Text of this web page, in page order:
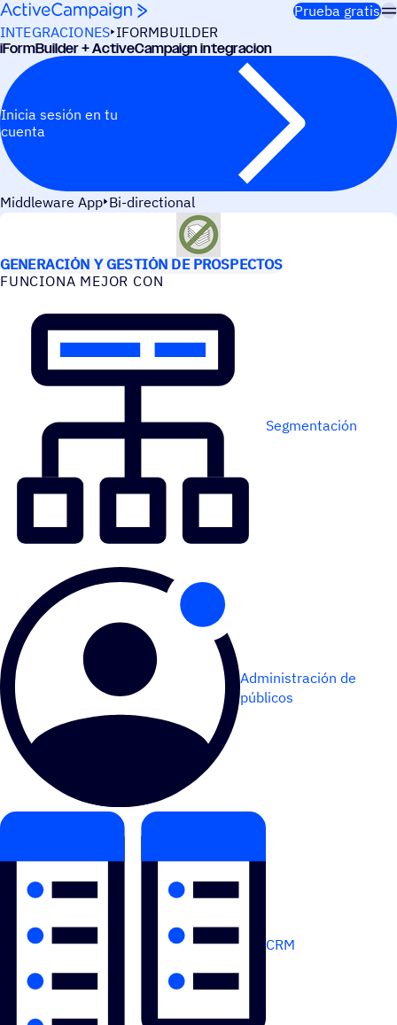
Saltar al contenido
Prueba gratis
INTEGRACIONES IFORMBUILDER
iForm­Buil­der + ActiveCampaign integracion
Inicia sesión en tu
cuenta
Middleware App Bi-directional
GENERACIÓN Y GESTIÓN DE PROSPECTOS
FUNCIONA MEJOR CON
Segmentación
Administración de
públicos
CRM